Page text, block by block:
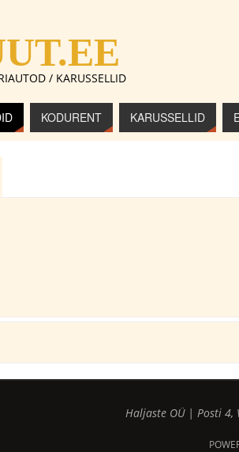
/ KARUSSELLID
KODURENT KARUSSELLID
Haljaste OÜ | Posti